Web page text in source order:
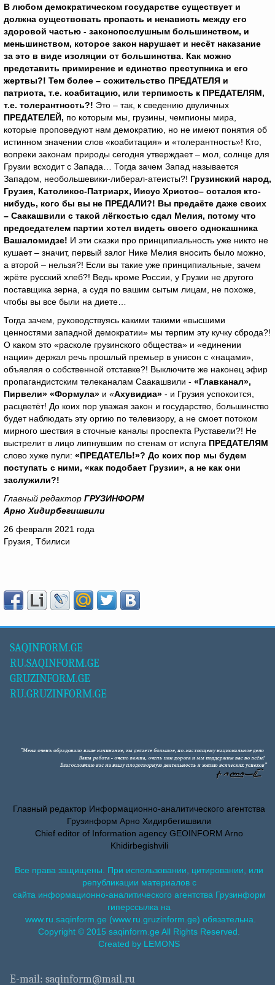
В любом демократическом государстве существует и
должна существовать пропасть и ненависть между его
здоровой частью - законопослушным большинством, и
меньшинством, которое закон нарушает и несёт наказание
за это в виде изоляции от большинства. Как можно
представить примирение и единство преступника и его
жертвы?! Тем более – сожительство ПРЕДАТЕЛЯ и
патриота, т.е. коабитацию, или терпимость к ПРЕДАТЕЛЯМ,
т.е. толерантность?! Это – так, к сведению двуличных
ПРЕДАТЕЛЕЙ, по которым мы, грузины, чемпионы мира,
которые проповедуют нам демократию, но не имеют понятия об
истинном значении слов «коабитация» и «толерантность»! Кто,
вопреки законам природы сегодня утверждает – мол, солнце для
Грузии всходит с Запада… Тогда зачем Запад называется
Западом, необольшевики-либерал-атеисты?! Грузинский народ,
Грузия, Католикос-Патриарх, Иисус Христос– остался кто-
нибудь, кого бы вы не ПРЕДАЛИ?! Вы предаёте даже своих
– Саакашвили с такой лёгкостью сдал Мелия, потому что
председателем партии хотел видеть своего однокашника
Вашаломидзе! И эти сказки про принципиальность уже никто не
кушает – значит, первый залог Нике Мелия вносить было можно,
а второй – нельзя?! Если вы такие уже принципиальные, зачем
жрёте русский хлеб?! Ведь кроме России, у Грузии не другого
поставщика зерна, а судя по вашим сытым лицам, не похоже,
чтобы вы все были на диете…
Тогда зачем, руководствуясь какими такими «высшими
ценностями западной демократии» мы терпим эту кучку сброда?!
О каком это «расколе грузинского общества» и «единении
нации» держал речь прошлый премьер в унисон с «нацами»,
объявляя о собственной отставке?! Выключите же наконец эфир
пропагандистским телеканалам Саакашвили - «Главканал»,
Пирвели» «Формула» и «Ахувидиа» - и Грузия успокоится,
расцветёт! До коих пор уважая закон и государство, большинство
будет наблюдать эту оргию по телевизору, а не смоет потоком
мирного шествия в сточные каналы проспекта Руставели?! Не
выстрелит в лицо липнувшим по стенам от испуга ПРЕДАТЕЛЯМ
слово хуже пули: «ПРЕДАТЕЛЬ!»? До коих пор мы будем
поступать с ними, «как подобает Грузии», а не как они
заслужили?!
Главный редактор ГРУЗИНФОРМ
Арно Хидирбегишвили
26 февраля 2021 года
Грузия, Тбилиси
SAQINFORM.GE
RU.SAQINFORM.GE
GRUZINFORM.GE
RU.GRUZINFORM.GE
Главный редактор Информационно-аналитического агентства
Грузинформ Арно Хидирбегишвили
Chief editor of Information agency GEOINFORM Arno
Khidirbegishvili
Все права защищены. При использовании, цитировании, или
републикации материалов с
сайта информационно-аналитического агентства Грузинформ
гиперссылка на
www.ru.saqinform.ge (www.ru.gruzinform.ge) обязательна.
Copyright © 2015 saqinform.ge All Rights Reserved.
Created by LEMONS
E-mail: saqinform@mail.ru